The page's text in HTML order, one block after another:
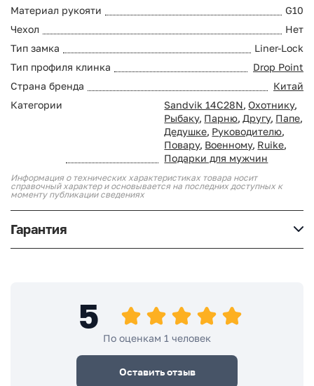
Материал рукояти
G10
Чехол
Нет
Тип замка
Liner-Lock
Тип профиля клинка
Drop Point
Страна бренда
Китай
Категории
Sandvik 14C28N, Охотнику,
Рыбаку, Парню, Другу, Папе,
Дедушке, Руководителю,
Повару, Военному, Ruike,
Подарки для мужчин
Информация о технических характеристиках товара носит
справочный характер и основывается на последних доступных к
моменту публикации сведениях
Гарантия
5
По оценкам 1 человек
Оставить отзыв